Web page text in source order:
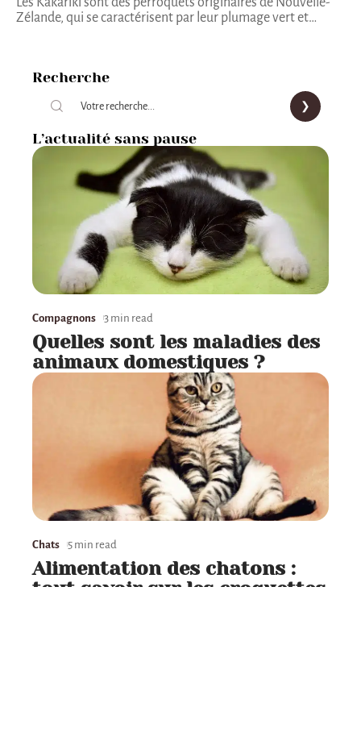
Zélande, qui se caractérisent par leur plumage vert et…
Recherche
L’actualité sans pause
Compagnons 3 min read
Quelles sont les maladies des
animaux domestiques ?
Chats 5 min read
Alimentation des chatons :
tout savoir sur les croquettes